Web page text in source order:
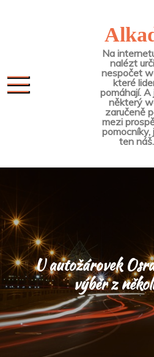
Na
nalézt
nespočet
které
pomáhají. A
některý
zaručeně
mezi
pomocníky,
ten náš.
U autožárovek
výběr z